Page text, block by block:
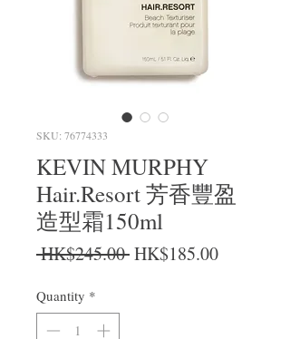
SKU: 76774333
KEVIN MURPHY
Hair.Resort 芳香豐盈
造型霜150ml
HK$245.00 Regular Price
HK$185.00Sale Price
Quantity *